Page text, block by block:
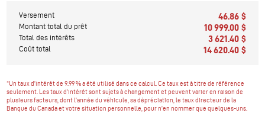
Versement 46.86 $
Montant total du prêt 10 999.00 $
Total des intérêts 3 621.40 $
Coût total 14 620.40 $
*Un taux d’intérêt de 9.99 % a été utilisé dans ce calcul. Ce taux est à titre de référence
seulement. Les taux d’intérêt sont sujets à changement et peuvent varier en raison de
plusieurs facteurs, dont l’année du véhicule, sa dépréciation, le taux directeur de la
Banque du Canada et votre situation personnelle, pour n’en nommer que quelques-uns.